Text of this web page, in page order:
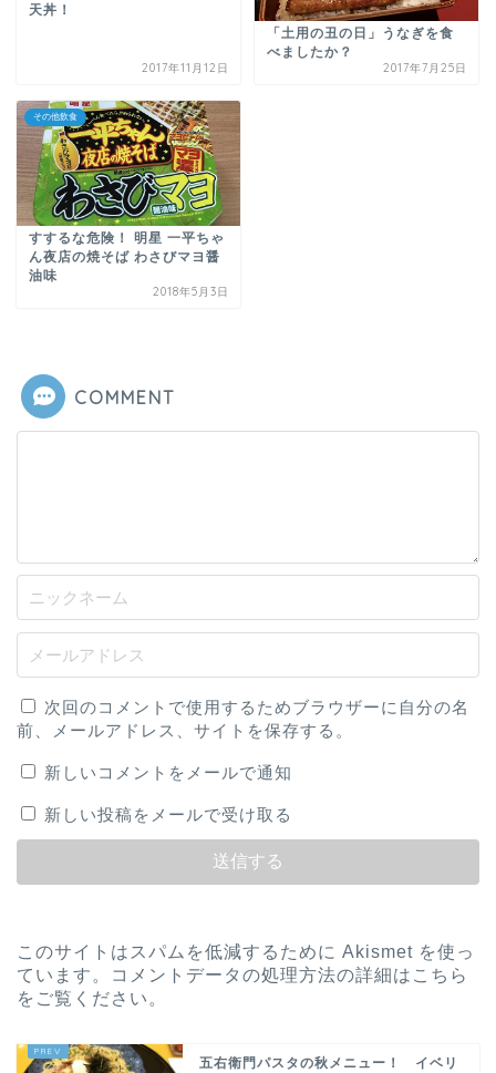
天丼！
2017年11月12日
「土用の丑の日」うなぎを食
べましたか？
2017年7月25日
その他飲食
すするな危険！ 明星 一平ちゃ
ん夜店の焼そば わさびマヨ醤
油味
2018年5月3日
COMMENT
次回のコメントで使用するためブラウザーに自分の名
前、メールアドレス、サイトを保存する。
新しいコメントをメールで通知
新しい投稿をメールで受け取る
このサイトはスパムを低減するために Akismet を使っ
ています。
コメントデータの処理方法の詳細はこちら
をご覧ください 。
五右衛門パスタの秋メニュー！ イベリ